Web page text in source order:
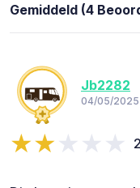
Gemiddeld (4
Jb2282
04/05/2025